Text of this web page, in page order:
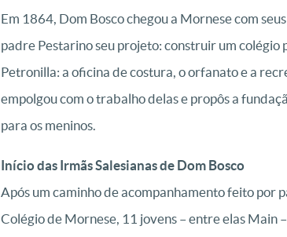
Em 1864, Dom Bosco chegou a Mornese com
padre Pestarino seu projeto: construir um
Petronilla: a oficina de costura, o orfanato e a
empolgou com o trabalho delas e propôs a
para os meninos.
Início das Irmãs Salesianas de Dom Bosco
Após um caminho de acompanhamento feito por
Colégio de Mornese, 11 jovens – entre elas Main